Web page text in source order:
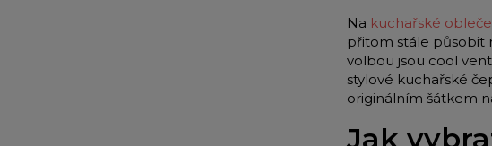
Na kuchařské
přitom stále působit
volbou jsou cool vent
stylové kuchařské
originálním šátkem
Jak